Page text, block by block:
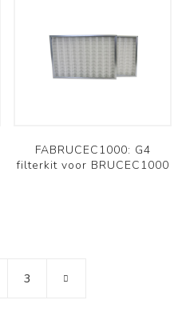
FABRUCEC1000: G4
filterkit voor BRUCEC1000
3